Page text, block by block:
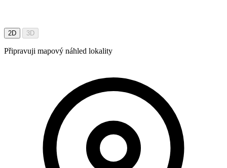
2D 3D
Připravuji mapový náhled lokality